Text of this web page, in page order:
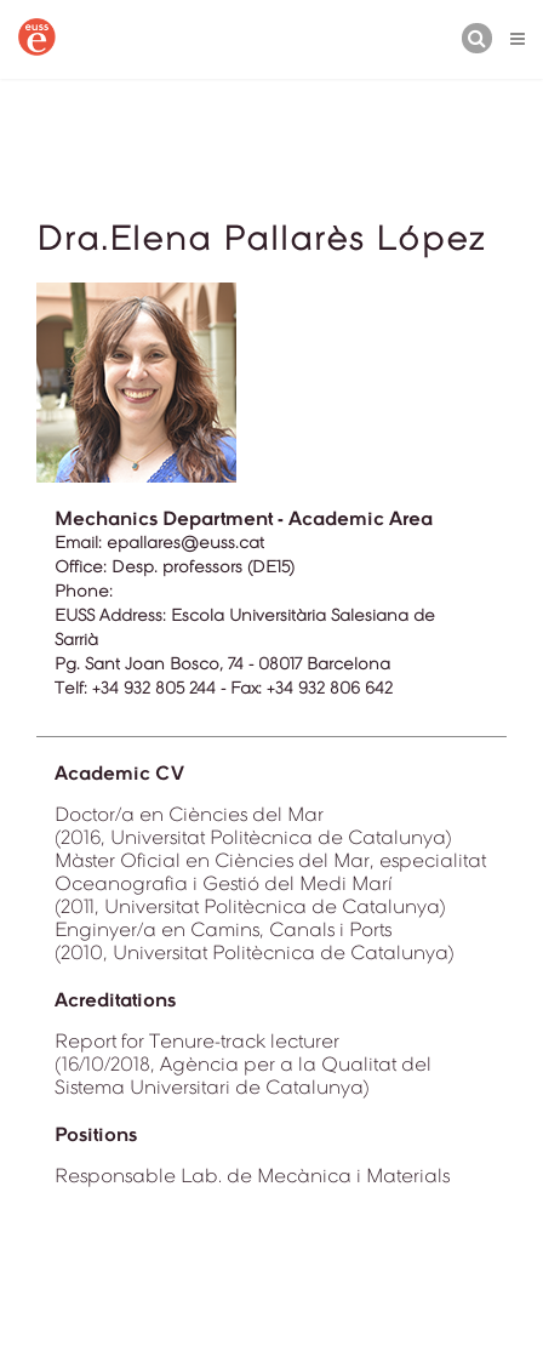
Dra.Elena Pallarès López
Mechanics Department - Academic Area
Email: epallares@euss.cat
Office: Desp. professors (DE15)
Phone:
EUSS Address: Escola Universitària Salesiana de
Sarrià
Pg. Sant Joan Bosco, 74 - 08017 Barcelona
Telf: +34 932 805 244 - Fax: +34 932 806 642
Academic CV
Doctor/a en Ciències del Mar
(2016, Universitat Politècnica de Catalunya)
Màster Oficial en Ciències del Mar, especialitat
Oceanografia i Gestió del Medi Marí
(2011, Universitat Politècnica de Catalunya)
Enginyer/a en Camins, Canals i Ports
(2010, Universitat Politècnica de Catalunya)
Acreditations
Report for Tenure-track lecturer
(16/10/2018, Agència per a la Qualitat del
Sistema Universitari de Catalunya)
Positions
Responsable Lab. de Mecànica i Materials